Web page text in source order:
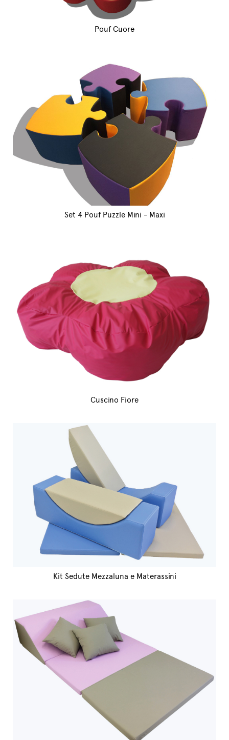
Pouf Cuore
Set 4 Pouf Puzzle Mini - Maxi
Cuscino Fiore
Kit Sedute Mezzaluna e Materassini